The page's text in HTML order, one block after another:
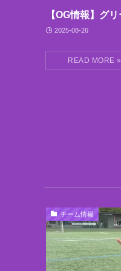
【OG情報】グ
2025-08-26
チーム情報